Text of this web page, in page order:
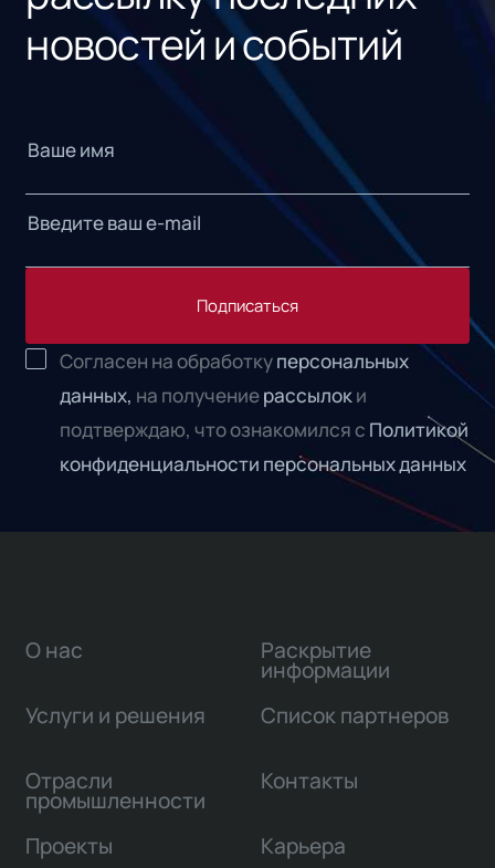
новостей и событий
Подписаться
Согласен на обработкуперсональных
данных, на получениерассылок и
подтверждаю, что ознакомился с Политикой
конфиденциальности персональных данных
О нас
Услуги и решения
Отрасли
промышленности
Проекты
Раскрытие
информации
Список партнеров
Контакты
Карьера